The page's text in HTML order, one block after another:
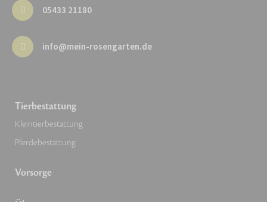
05433 21180
info@mein-rosengarten.de
Tierbestattung
Kleintierbestattung
Pferdebestattung
Vorsorge